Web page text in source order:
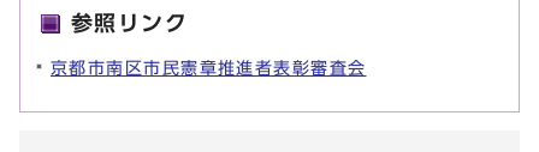
参照リンク
京都市南区市民憲章推進者表彰審査会